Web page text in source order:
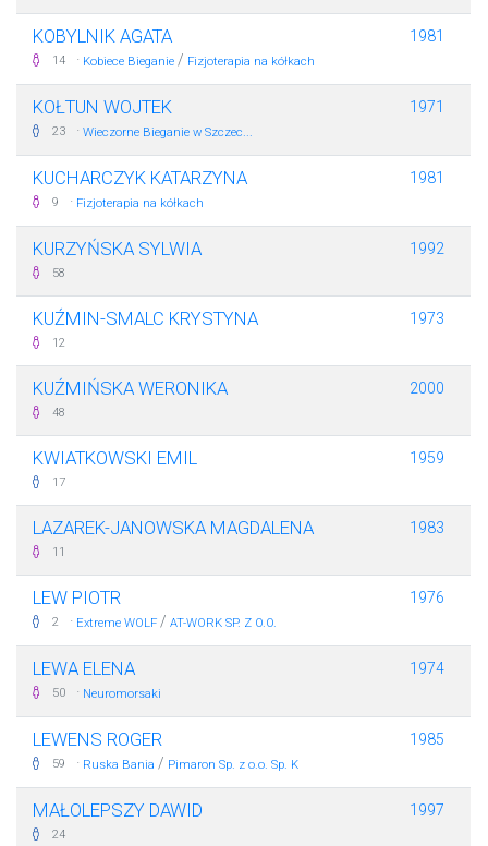
KOBYLNIK AGATA
14 · Kobiece Bieganie / Fizjoterapia na kółkach
1981
KOŁTUN WOJTEK
23 · Wieczorne Bieganie w Szczec...
1971
KUCHARCZYK KATARZYNA
9 · Fizjoterapia na kółkach
1981
KURZYŃSKA SYLWIA
58
1992
KUŹMIN-SMALC KRYSTYNA
12
1973
KUŹMIŃSKA WERONIKA
48
2000
KWIATKOWSKI EMIL
17
1959
LAZAREK-JANOWSKA MAGDALENA
11
1983
LEW PIOTR
2 · Extreme WOLF / AT-WORK SP. Z O.O.
1976
LEWA ELENA
50 · Neuromorsaki
1974
LEWENS ROGER
59 · Ruska Bania / Pimaron Sp. z o.o. Sp. K
1985
MAŁOLEPSZY DAWID
24
1997